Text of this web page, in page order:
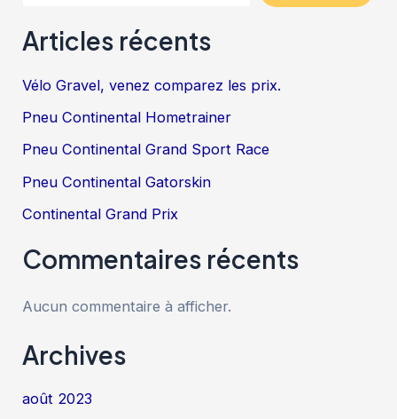
Articles récents
Vélo Gravel, venez comparez les prix.
Pneu Continental Hometrainer
Pneu Continental Grand Sport Race
Pneu Continental Gatorskin
Continental Grand Prix
Commentaires récents
Aucun commentaire à afficher.
Archives
août 2023